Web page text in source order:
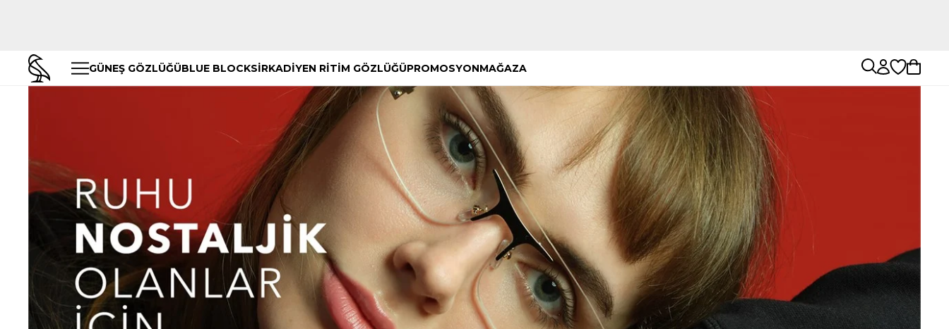
GÜNEŞ GÖZLÜĞÜBLUE BLOCKSİRKADİYEN RİTİM GÖZLÜĞÜPROMOSYONMAĞAZA